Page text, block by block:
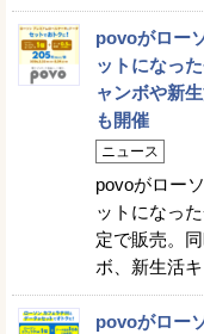
povoがロー
ットになっ
ャンボや新
も開催
ニュース
povoがロー
ットになっ
定で販売。
ボ、新生活
povoがロー